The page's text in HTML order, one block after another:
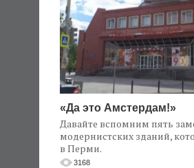
«Да это Амстердам!»
Давайте вспомним пять
модернистских зданий,
в Перми.
3168